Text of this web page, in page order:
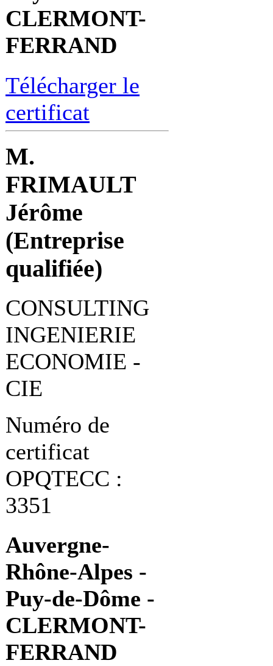
CLERMONT-
FERRAND
Télécharger le
certificat
M.
FRIMAULT
Jérôme
(Entreprise
qualifiée)
CONSULTING
INGENIERIE
ECONOMIE -
CIE
Numéro de
certificat
OPQTECC :
3351
Auvergne-
Rhône-Alpes -
Puy-de-Dôme -
CLERMONT-
FERRAND